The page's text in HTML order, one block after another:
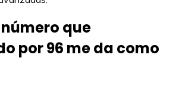
número que
por 96 me da como